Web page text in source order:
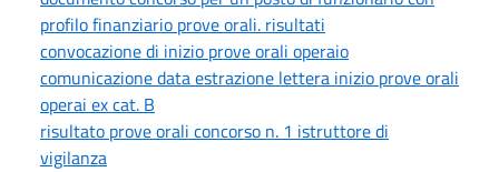
profilo finanziario prove orali. risultati
convocazione di inizio prove orali operaio
comunicazione data estrazione lettera inizio prove orali
operai ex cat. B
risultato prove orali concorso n. 1 istruttore di
vigilanza